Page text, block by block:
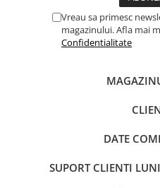
Vreau sa primesc
magazinului. Afla mai
Confidentialitate
DATE
SUPORT CLIENTI